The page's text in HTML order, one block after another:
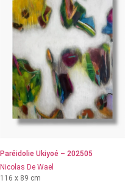
Paréidolie Ukiyoé – 202505
Nicolas De Wael
116 x 89 cm